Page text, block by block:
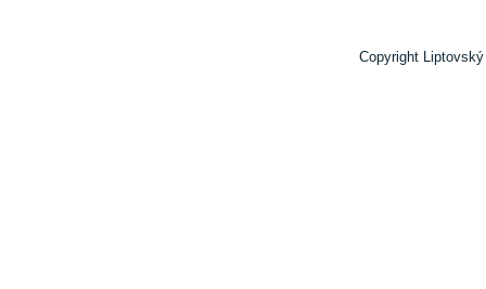
Copyright